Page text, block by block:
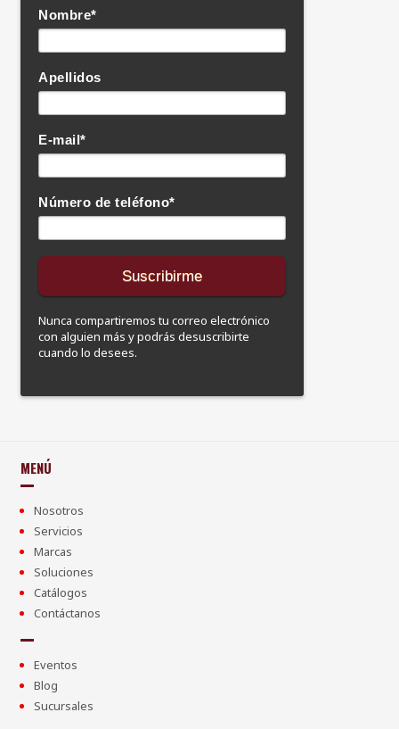
Nombre*
Apellidos
E-mail*
Número de teléfono*
Nunca compartiremos tu correo electrónico
con alguien más y podrás desuscribirte
cuando lo desees.
MENÚ
Nosotros
Servicios
Marcas
Soluciones
Catálogos
Contáctanos
Eventos
Blog
Sucursales